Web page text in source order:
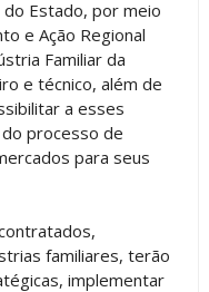
Estado, por meio
e Ação Regional
Familiar da
e técnico, além de
a esses
processo de
para seus
familiares, terão
implementar